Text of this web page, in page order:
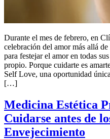
Durante el mes de febrero, en
celebración del amor más allá
para festejar el amor en todas
propio. Porque cuidarte es
Self Love, una oportunidad
[…]
Medicina Estética
Cuidarse antes de
Envejecimiento